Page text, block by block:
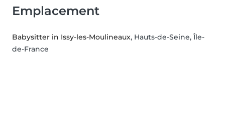
Emplacement
Babysitter in Issy-les-Moulineaux, Hauts-de-Seine, Île-
de-France